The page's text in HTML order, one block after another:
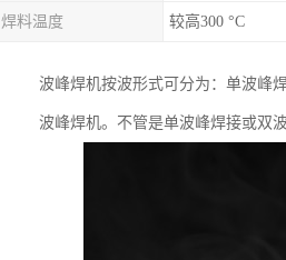
焊料温度 较高300 °C
波峰焊机按波形式可分为：单波峰
波峰焊机。不管是单波峰焊接或双